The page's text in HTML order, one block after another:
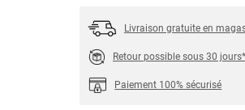
Livraison gratuite en
Retour possible sous 30 jours*
Paiement 100% sécurisé